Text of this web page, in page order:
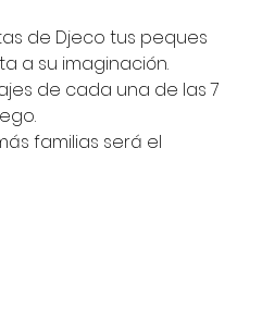
de Djeco tus peques
a su imaginación.
de cada una de las 7
familias será el